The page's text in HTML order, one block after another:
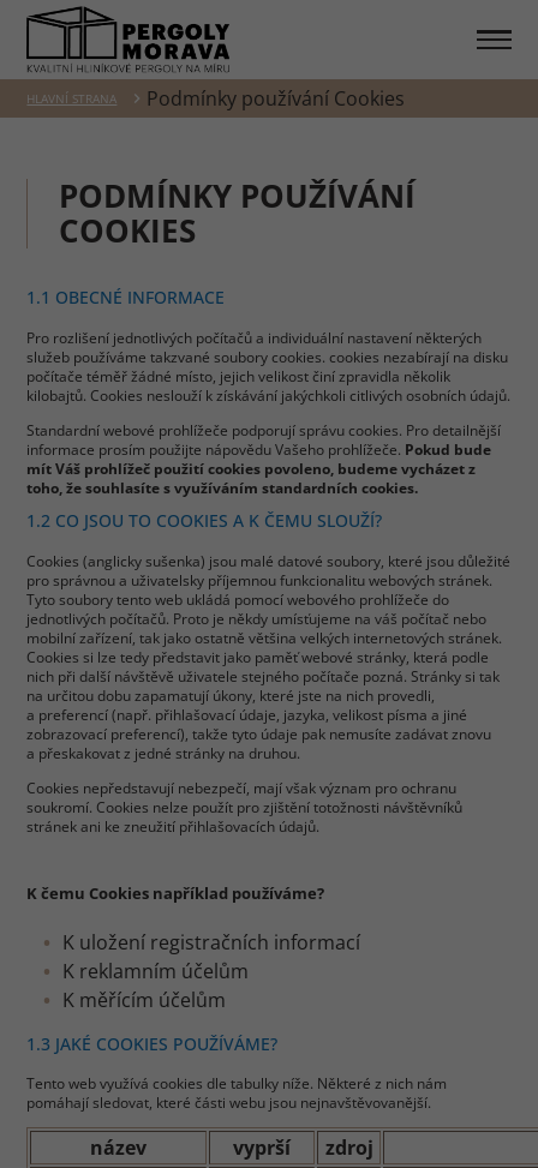
HLAVNÍ STRANA Podmínky používání Cookies
PODMÍNKY POUŽÍVÁNÍ
COOKIES
1.1 OBECNÉ INFORMACE
Pro rozlišení jednotlivých počítačů a individuální nastavení některých
služeb používáme takzvané soubory cookies. cookies nezabírají na disku
počítače téměř žádné místo, jejich velikost činí zpravidla několik
kilobajtů. Cookies neslouží k získávání jakýchkoli citlivých osobních údajů.
Standardní webové prohlížeče podporují správu cookies. Pro detailnější
informace prosím použijte nápovědu Vašeho prohlížeče. Pokud bude
mít Váš prohlížeč použití cookies povoleno, budeme vycházet z
toho, že souhlasíte s využíváním standardních cookies.
1.2 CO JSOU TO COOKIES A K ČEMU SLOUŽÍ?
Cookies (anglicky sušenka) jsou malé datové soubory, které jsou důležité
pro správnou a uživatelsky příjemnou funkcionalitu webových stránek.
Tyto soubory tento web ukládá pomocí webového prohlížeče do
jednotlivých počítačů. Proto je někdy umísťujeme na váš počítač nebo
mobilní zařízení, tak jako ostatně většina velkých internetových stránek.
Cookies si lze tedy představit jako paměť webové stránky, která podle
nich při další návštěvě uživatele stejného počítače pozná. Stránky si tak
na určitou dobu zapamatují úkony, které jste na nich provedli,
a preferencí (např. přihlašovací údaje, jazyka, velikost písma a jiné
zobrazovací preferencí), takže tyto údaje pak nemusíte zadávat znovu
a přeskakovat z jedné stránky na druhou.
Cookies nepředstavují nebezpečí, mají však význam pro ochranu
soukromí. Cookies nelze použít pro zjištění totožnosti návštěvníků
stránek ani ke zneužití přihlašovacích údajů.
K čemu Cookies například používáme?
K uložení registračních informací
K reklamním účelům
K měřícím účelům
1.3 JAKÉ COOKIES POUŽÍVÁME?
Tento web využívá cookies dle tabulky níže. Některé z nich nám
pomáhají sledovat, které části webu jsou nejnavštěvovanější.
název vyprší
zdroj